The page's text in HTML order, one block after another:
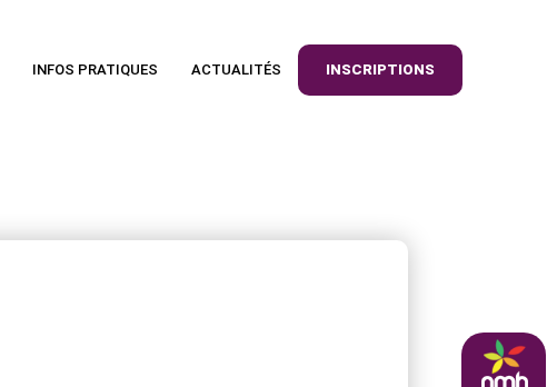
INFOS PRATIQUES ACTUALITÉS INSCRIPTIONS
pmb